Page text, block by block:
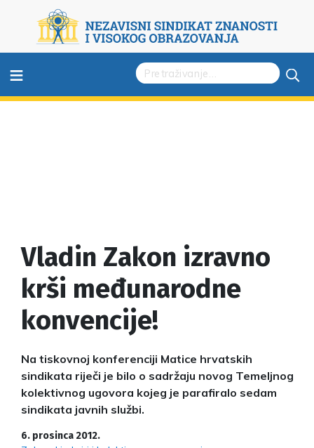
≡
Vladin Zakon izravno
krši međunarodne
konvencije!
Na tiskovnoj konferenciji Matice hrvatskih
sindikata riječi je bilo o sadržaju novog Temeljnog
kolektivnog ugovora kojeg je parafiralo sedam
sindikata javnih službi.
6. prosinca 2012.